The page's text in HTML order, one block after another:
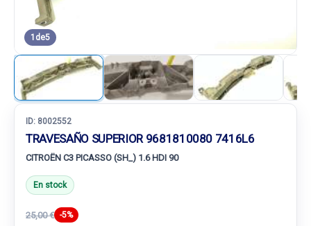
1 de5
ID: 8002552
TRAVESAÑO SUPERIOR 9681810080 7416L6
CITROËN C3 PICASSO (SH_) 1.6 HDI 90
En stock
25,00 € -5%